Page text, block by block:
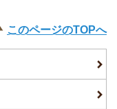
このページのTOPへ